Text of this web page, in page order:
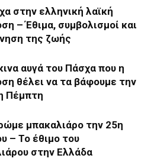
στην ελληνική λαϊκή
– Έθιμα, συμβολισμοί και
της ζωής
αυγά του Πάσχα που η
θέλει να τα βάφουμε την
Πέμπτη
μπακαλιάρο την 25η
– Το έθιμο του
στην Ελλάδα